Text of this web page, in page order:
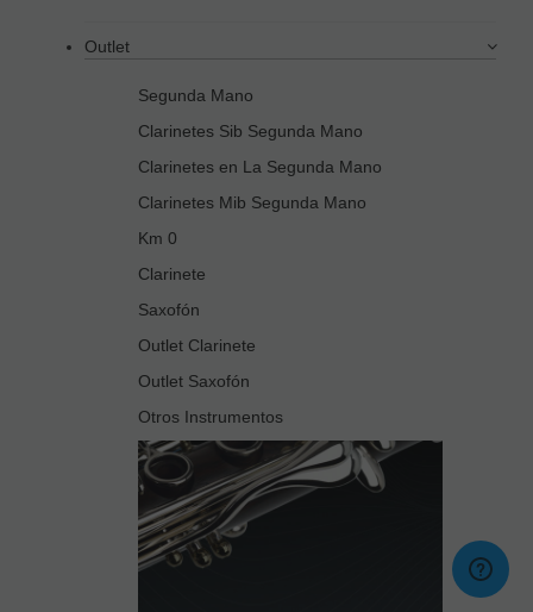
Outlet
Segunda Mano
Clarinetes Sib Segunda Mano
Clarinetes en La Segunda Mano
Clarinetes Mib Segunda Mano
Km 0
Clarinete
Saxofón
Outlet Clarinete
Outlet Saxofón
Otros Instrumentos